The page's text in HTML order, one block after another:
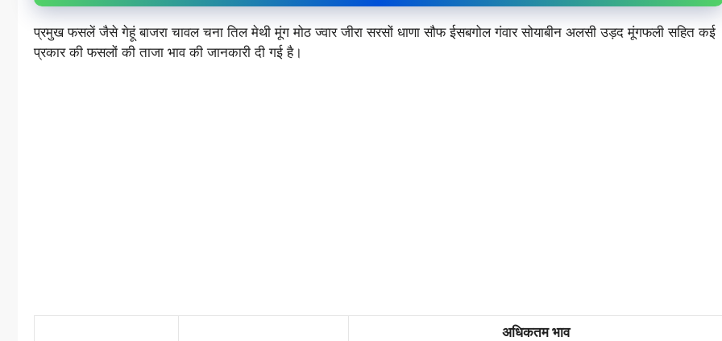
प्रमुख फसलें जैसे गेहूं बाजरा चावल चना तिल मेथी मूंग मोठ ज्वार जीरा सरसों धाणा सौफ ईसबगोल गंवार सोयाबीन अलसी उड़द मूंगफली सहित कई
प्रकार की फसलों की ताजा भाव की जानकारी दी गई है।
अधिकतम भाव